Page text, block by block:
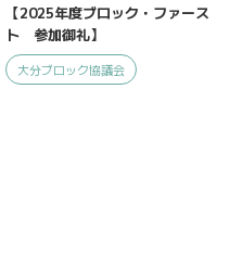
【2025年度ブロック・ファース
ト 参加御礼】
大分ブロック協議会